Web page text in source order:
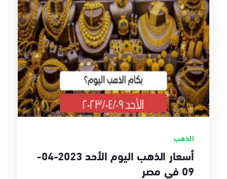
الذهب
أسعار الذهب اليوم الأحد 2023-04-
09 في مصر